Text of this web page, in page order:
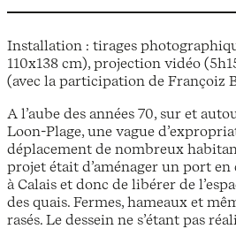
Installation : tirages
110x138 cm), projection vidéo
(avec la participation de Françoiz
A l’aube des années 70, sur et
Loon-Plage, une vague
déplacement de nombreux
projet était d’aménager un port
à Calais et donc de libérer de
des quais. Fermes, hameaux et
rasés. Le dessein ne s’étant pas